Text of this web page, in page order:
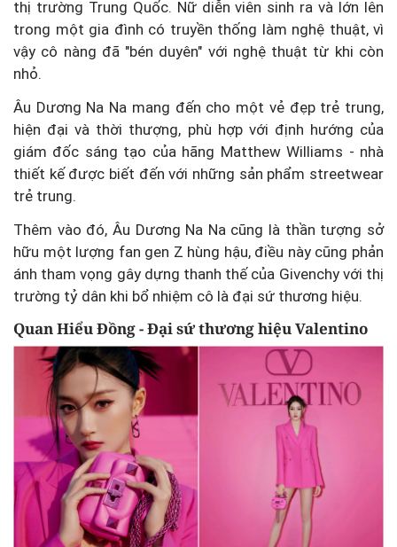
thị trường Trung Quốc. Nữ diễn viên sinh ra và lớn lên
trong một gia đình có truyền thống làm nghệ thuật, vì
vậy cô nàng đã "bén duyên" với nghệ thuật từ khi còn
nhỏ.
Âu Dương Na Na mang đến cho một vẻ đẹp trẻ trung,
hiện đại và thời thượng, phù hợp với định hướng của
giám đốc sáng tạo của hãng Matthew Williams - nhà
thiết kế được biết đến với những sản phẩm streetwear
trẻ trung.
Thêm vào đó, Âu Dương Na Na cũng là thần tượng sở
hữu một lượng fan gen Z hùng hậu, điều này cũng phản
ánh tham vọng gây dựng thanh thế của Givenchy với thị
trường tỷ dân khi bổ nhiệm cô là đại sứ thương hiệu.
Quan Hiểu Đồng - Đại sứ thương hiệu Valentino